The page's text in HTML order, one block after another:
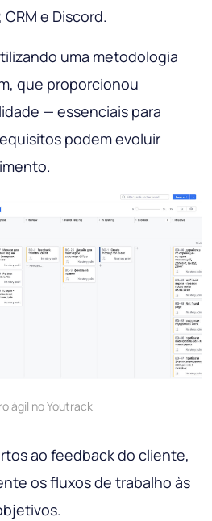
CRM e Discord.
uma metodologia
que proporcionou
— essenciais para
podem evoluir
ágil no Youtrack
ao feedback do cliente,
os fluxos de trabalho às